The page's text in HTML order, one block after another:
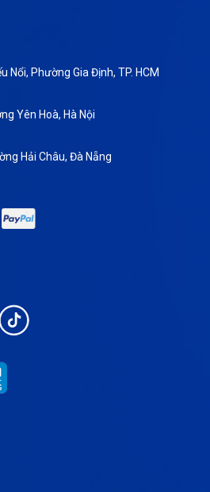
Nổi, Phường Gia Định, TP. HCM
Yên Hoà, Hà Nội
Hải Châu, Đà Nẵng